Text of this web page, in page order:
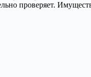
проверяет.